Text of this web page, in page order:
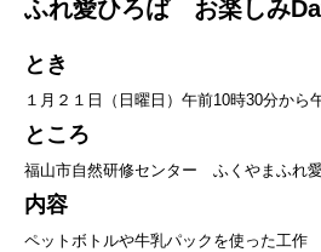
ふれ愛ひろば お楽しみ
とき
１月２１日（日曜日）午前10時30分から
ところ
福山市自然研修センター ふくやまふれ
内容
ペットボトルや牛乳パックを使った工作